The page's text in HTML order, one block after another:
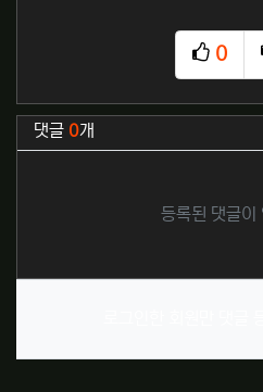
0
추천
관련자료
댓글 0개
등록된 댓글이